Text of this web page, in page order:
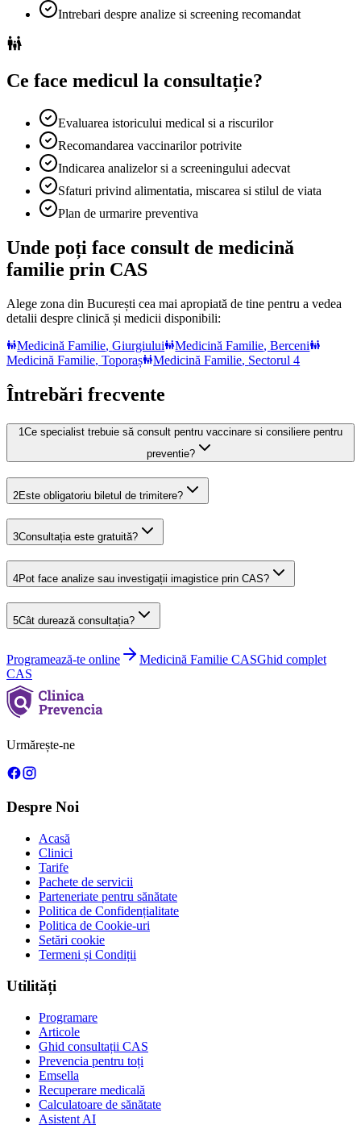
Intrebari despre analize si screening recomandat
Ce face medicul la consultație?
Evaluarea istoricului medical si a riscurilor
Recomandarea vaccinarilor potrivite
Indicarea analizelor si a screeningului adecvat
Sfaturi privind alimentatia, miscarea si stilul de viata
Plan de urmarire preventiva
Unde poți face consult de medicină
familie prin CAS
Alege zona din București cea mai apropiată de tine pentru a vedea
detalii despre clinică și medicii disponibili:
Medicină Familie,Giurgiului Medicină Familie,Berceni
Medicină Familie, Toporaș Medicină Familie, Sectorul 4
Întrebări frecvente
1 Ce specialist trebuie să consult pentru vaccinare si consiliere pentru
preventie?
2Este obligatoriu biletul de trimitere?
3Consultația este gratuită?
4Pot face analize sau investigații imagistice prin CAS?
5Cât durează consultația?
Programează-te online Medicină Familie CASGhid complet
CAS
Urmărește-ne
Despre Noi
Acasă
Clinici
Tarife
Pachete de servicii
Parteneriate pentru sănătate
Politica de Confidențialitate
Politica de Cookie-uri
Setări cookie
Termeni și Condiții
Utilități
Programare
Articole
Ghid consultații CAS
Prevencia pentru toți
Emsella
Recuperare medicală
Calculatoare de sănătate
Asistent AI